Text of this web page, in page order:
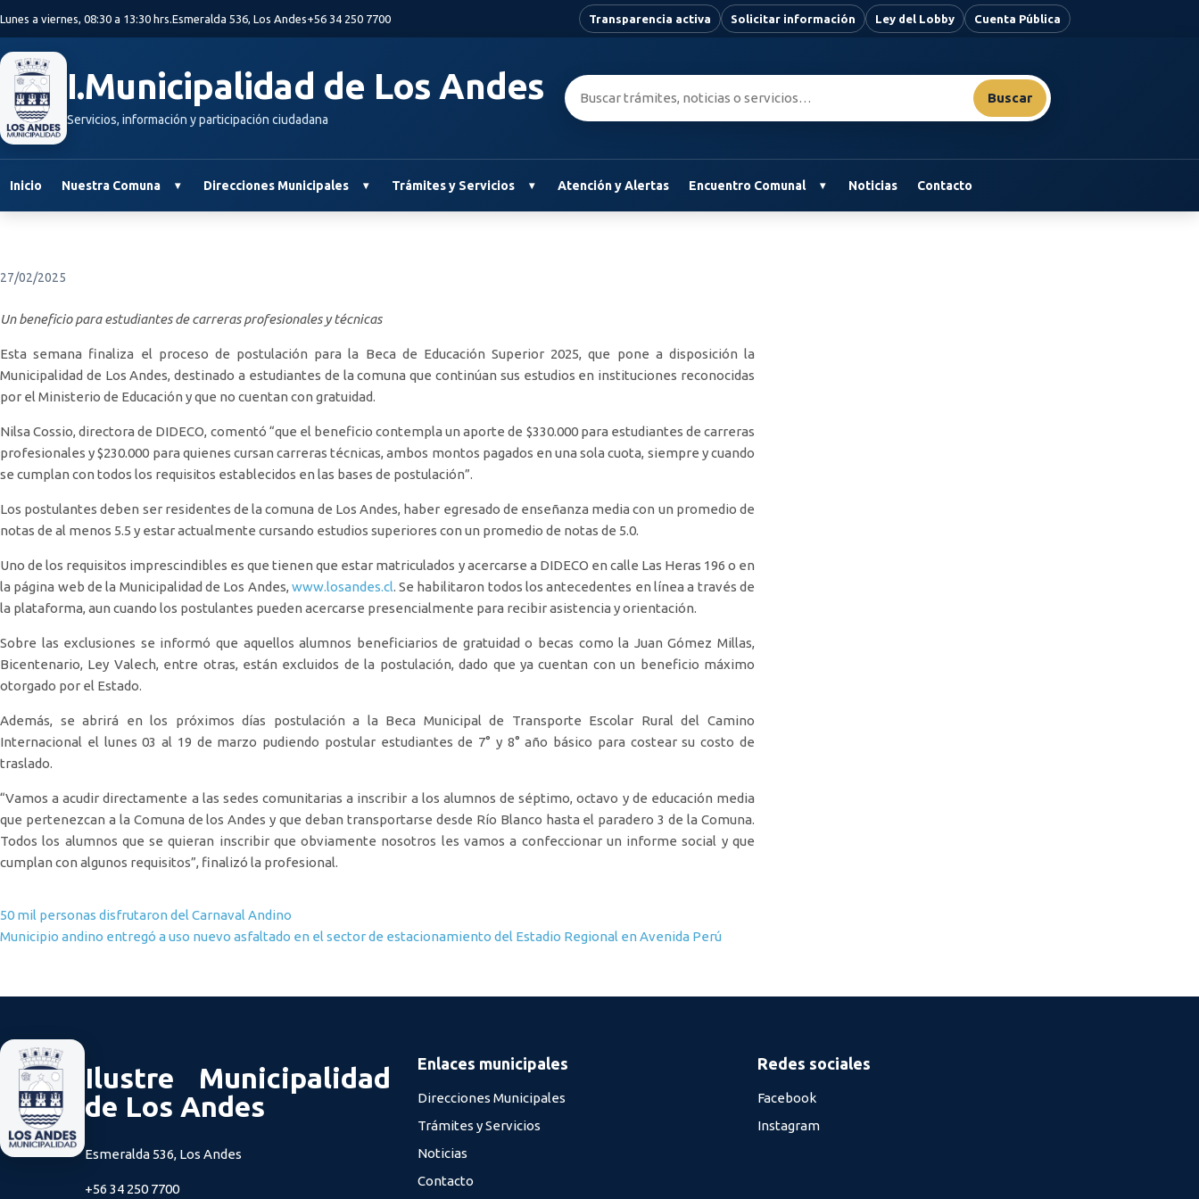
Lunes a viernes, 08:30 a 13:30 hrs.Esmeralda 536, Los Andes+56 34 250 7700 Transparencia activa Solicitar información Ley del Lobby Cuenta Pública
I.Municipalidad de Los Andes
Servicios, información y participación ciudadana
Buscar:
Buscar
Inicio Nuestra Comuna Direcciones Municipales Trámites y Servicios Atención y Alertas Encuentro Comunal Noticias Contacto
27/02/2025
Un beneficio para estudiantes de carreras profesionales y técnicas
Esta semana finaliza el proceso de postulación para la Beca de Educación Superior 2025, que pone a disposición la
Municipalidad de Los Andes, destinado a estudiantes de la comuna que continúan sus estudios en instituciones reconocidas
por el Ministerio de Educación y que no cuentan con gratuidad.
Nilsa Cossio, directora de DIDECO, comentó “que el beneficio contempla un aporte de $330.000 para estudiantes de carreras
profesionales y $230.000 para quienes cursan carreras técnicas, ambos montos pagados en una sola cuota, siempre y cuando
se cumplan con todos los requisitos establecidos en las bases de postulación”.
Los postulantes deben ser residentes de la comuna de Los Andes, haber egresado de enseñanza media con un promedio de
notas de al menos 5.5 y estar actualmente cursando estudios superiores con un promedio de notas de 5.0.
Uno de los requisitos imprescindibles es que tienen que estar matriculados y acercarse a DIDECO en calle Las Heras 196 o en
la página web de la Municipalidad de Los Andes, www.losandes.cl. Se habilitaron todos los antecedentes en línea a través de
la plataforma, aun cuando los postulantes pueden acercarse presencialmente para recibir asistencia y orientación.
Sobre las exclusiones se informó que aquellos alumnos beneficiarios de gratuidad o becas como la Juan Gómez Millas,
Bicentenario, Ley Valech, entre otras, están excluidos de la postulación, dado que ya cuentan con un beneficio máximo
otorgado por el Estado.
Además, se abrirá en los próximos días postulación a la Beca Municipal de Transporte Escolar Rural del Camino
Internacional el lunes 03 al 19 de marzo pudiendo postular estudiantes de 7° y 8° año básico para costear su costo de
traslado.
“Vamos a acudir directamente a las sedes comunitarias a inscribir a los alumnos de séptimo, octavo y de educación media
que pertenezcan a la Comuna de los Andes y que deban transportarse desde Río Blanco hasta el paradero 3 de la Comuna.
Todos los alumnos que se quieran inscribir que obviamente nosotros les vamos a confeccionar un informe social y que
cumplan con algunos requisitos”, finalizó la profesional.
Navegación de entradas
50 mil personas disfrutaron del Carnaval Andino
Municipio andino entregó a uso nuevo asfaltado en el sector de estacionamiento del Estadio Regional en Avenida Perú
Ilustre Municipalidad
de Los Andes
Esmeralda 536, Los Andes
+56 34 250 7700
Enlaces municipales
Direcciones Municipales
Trámites y Servicios
Noticias
Contacto
Redes sociales
Facebook
Instagram